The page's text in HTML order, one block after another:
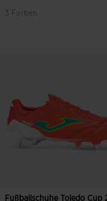
3 Farben
3,9 von 5
Fußballschuhe Toledo Cup